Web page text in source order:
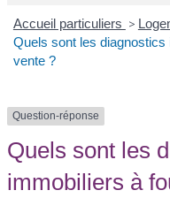
Accueil particuliers >
Quels sont les
vente ?
Question-réponse
Quels sont les
immobiliers à